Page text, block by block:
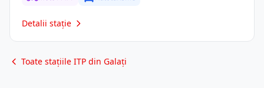
Detalii stație
Toate stațiile ITP din Galați